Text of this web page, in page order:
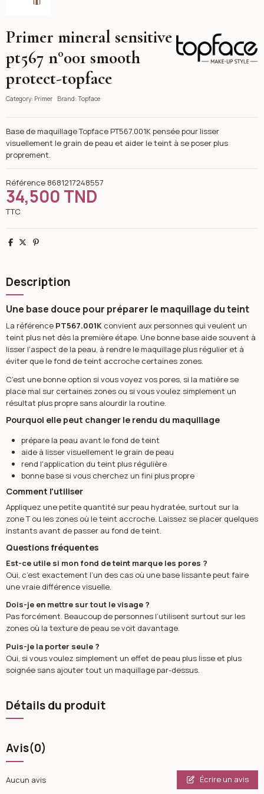
Primer mineral sensitive
pt567 n°001 smooth
protect-topface
Category: Primer Brand: Topface
Base de maquillage Topface PT567.001K pensée pour lisser
visuellement le grain de peau et aider le teint à se poser plus
proprement.
Référence 8681217248557
34,500 TND
TTC
Partager
TweetPinterest
Description
Une base douce pour préparer le maquillage du teint
La référence PT567.001Kconvient aux personnes qui veulent un
teint plus net dès la première étape. Une bonne base aide souvent à
lisser l’aspect de la peau, à rendre le maquillage plus régulier et à
éviter que le fond de teint accroche certaines zones.
C’est une bonne option si vous voyez vos pores, si la matière se
place mal sur certaines zones ou si vous voulez simplement un
résultat plus propre sans alourdir la routine.
Pourquoi elle peut changer le rendu du maquillage
prépare la peau avant le fond de teint
aide à lisser visuellement le grain de peau
rend l'application du teint plus régulière
bonne base si vous cherchez un fini plus propre
Comment l'utiliser
Appliquez une petite quantité sur peau hydratée, surtout sur la
zone T ou les zones où le teint accroche. Laissez se placer quelques
instants avant de passer au fond de teint.
Questions fréquentes
Est-ce utile si mon fond de teint marque les pores ?
Oui, c’est exactement l’un des cas où une base lissante peut faire
une vraie différence visuelle.
Dois-je en mettre sur tout le visage ?
Pas forcément. Beaucoup de personnes l’utilisent surtout sur les
zones où la texture de peau se voit davantage.
Puis-je la porter seule ?
Oui, si vous voulez simplement un effet de peau plus lisse et plus
soignée sans ajouter tout un maquillage par-dessus.
Détails du produit
Avis(0)
Aucun avis Écrire un avis